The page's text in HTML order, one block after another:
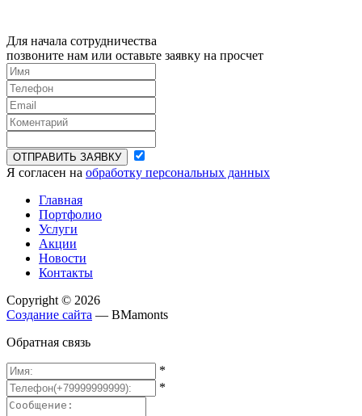
Для начала сотрудничества
позвоните нам или оставьте заявку на просчет
ОТПРАВИТЬ ЗАЯВКУ
Я согласен на обработку персональных данных
Главная
Портфолио
Услуги
Акции
Новости
Контакты
Copyright © 2026
Создание сайта — BMamonts
Обратная связь
*
*